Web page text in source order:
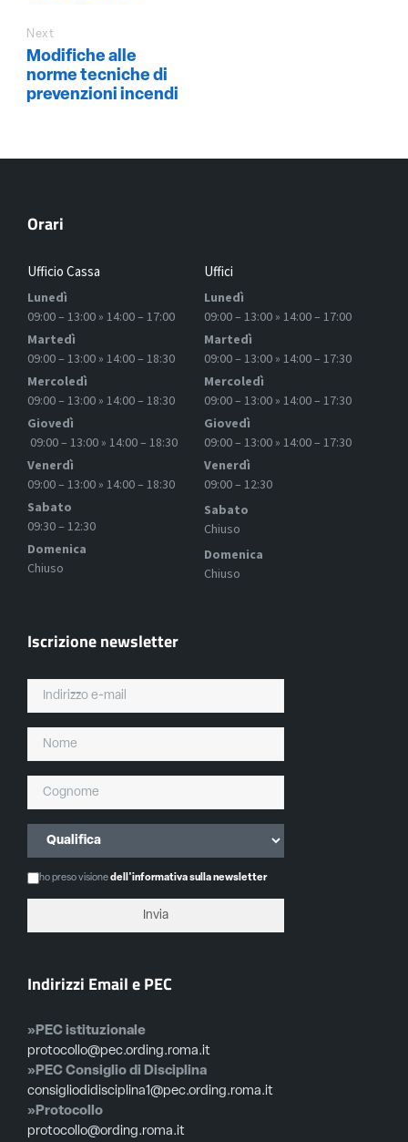
Next
Modifiche alle
norme tecniche di
prevenzioni incendi
Orari
Ufficio Cassa
Lunedì
09:00 – 13:00 » 14:00 – 17:00
Martedì
09:00 – 13:00 » 14:00 – 18:30
Mercoledì
09:00 – 13:00 » 14:00 – 18:30
Giovedì
09:00 – 13:00 » 14:00 – 18:30
Venerdì
09:00 – 13:00 » 14:00 – 18:30
Sabato
09:30 – 12:30
Domenica
Chiuso
Uffici
Lunedì
09:00 – 13:00 » 14:00 – 17:00
Martedì
09:00 – 13:00 » 14:00 – 17:30
Mercoledì
09:00 – 13:00 » 14:00 – 17:30
Giovedì
09:00 – 13:00 » 14:00 – 17:30
Venerdì
09:00 – 12:30
Sabato
Chiuso
Domenica
Chiuso
Iscrizione newsletter
ho preso visionedell'informativa sulla newsletter
Indirizzi Email e PEC
»PEC istituzionale
protocollo@pec.ording.roma.it
»PEC Consiglio di Disciplina
consigliodidisciplina1@pec.ording.roma.it
»Protocollo
protocollo@ording.roma.it